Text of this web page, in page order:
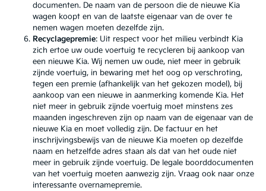
documenten. De naam van de persoon die de nieuwe Kia
wagen koopt en van de laatste eigenaar van de over te
nemen wagen moeten dezelfde zijn.
Recyclagepremie: Uit respect voor het milieu verbindt Kia
zich ertoe uw oude voertuig te recycleren bij aankoop van
een nieuwe Kia. Wij nemen uw oude, niet meer in gebruik
zijnde voertuig, in bewaring met het oog op verschroting,
tegen een premie (afhankelijk van het gekozen model), bij
aankoop van een nieuwe in aanmerking komende Kia. Het
niet meer in gebruik zijnde voertuig moet minstens zes
maanden ingeschreven zijn op naam van de eigenaar van de
nieuwe Kia en moet volledig zijn. De factuur en het
inschrijvingsbewijs van de nieuwe Kia moeten op dezelfde
naam en hetzelfde adres staan als dat van het oude niet
meer in gebruik zijnde voertuig. De legale boorddocumenten
van het voertuig moeten aanwezig zijn. Vraag ook naar onze
interessante overnamepremie.